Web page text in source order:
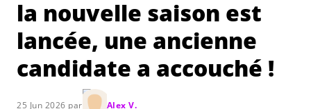
la nouvelle saison est
lancée, une ancienne
candidate a accouché !
25 Jun 2026 par Alex V.